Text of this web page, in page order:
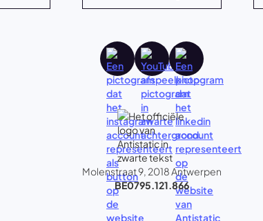
Molenstraat 9, 2018 Antwerpen
BE0795.121.866